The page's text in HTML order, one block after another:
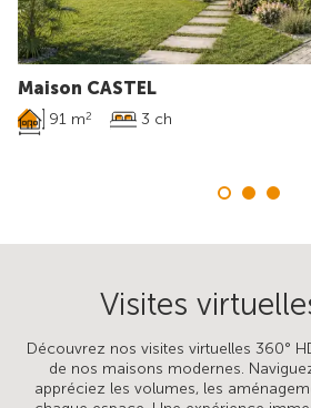
Maison CASTEL
91 m2 3 ch
Visites
Découvrez nos visites virtuelles 360°
de nos maisons modernes.
appréciez les volumes, les